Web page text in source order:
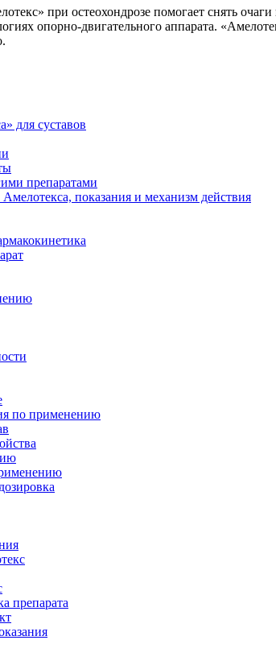
при остеохондрозе помогает снять
опорно-двигательного аппарата.
для суставов
препаратами
показания и механизм действия
по применению
препарата